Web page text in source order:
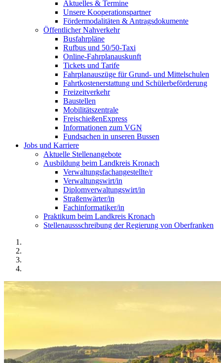
Aktuelles & Termine
Unsere Kooperationspartner
Fördermodalitäten & Antragsdokumente
Öffentlicher Nahverkehr
Busfahrpläne
Rufbus und 50/50-Taxi
Online-Fahrplanauskunft
Tickets und Tarife
Fahrplanauszüge für Grund- und Mittelschulen
Fahrtkostenerstattung und Schülerbeförderung
Freizeitverkehr
Baustellen
Mobilitätszentrale
FreischießenExpress
Informationen zum VGN
Fundsachen in unseren Bussen
Jobs und Karriere
Aktuelle Stellenangebote
Ausbildung beim Landkreis Kronach
Verwaltungsfachangestellte/r
Verwaltungswirt/in
Diplomverwaltungswirt/in
Straßenwärter/in
Fachinformatiker/in
Praktikum beim Landkreis Kronach
Stellenaussschreibung der Regierung von Oberfranken